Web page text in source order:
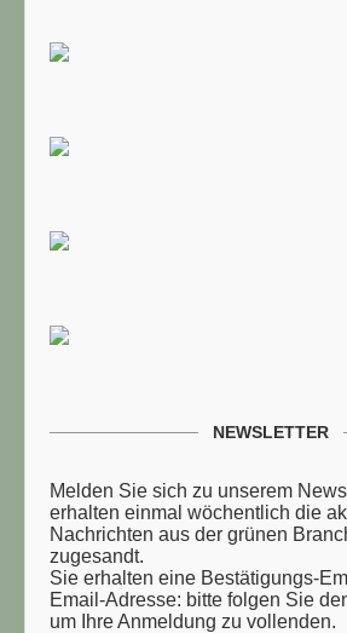
NEWSLETTER
Melden Sie sich zu unserem
erhalten einmal wöchentlich die
Nachrichten aus der grünen
zugesandt.
Sie erhalten eine Bestätigungs-
Email-Adresse: bitte folgen Sie
um Ihre Anmeldung zu vollenden.